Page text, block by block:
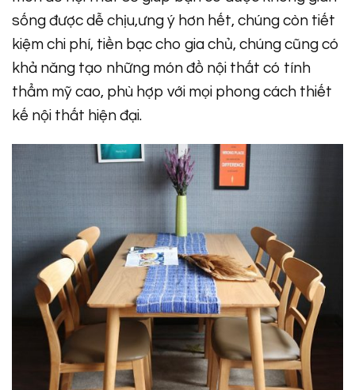
sống được dễ chịu,ưng ý hơn hết, chúng còn tiết
kiệm chi phí, tiền bạc cho gia chủ, chúng cũng có
khả năng tạo những món đồ nội thất có tính
thẩm mỹ cao, phù hợp với mọi phong cách thiết
kế nội thất hiện đại.